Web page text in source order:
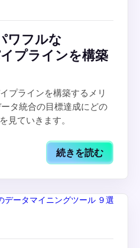
ワフルな
プラインを構築
プラインを構築するメリ
タ統合の目標達成にどの
見ていきます。
続きを読む